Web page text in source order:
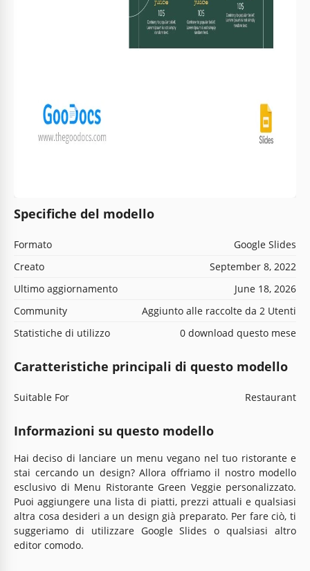
Specifiche del modello
Formato
Google Slides
Creato
September 8, 2022
Ultimo aggiornamento
June 18, 2026
Community
Aggiunto alle raccolte da 2 Utenti
Statistiche di utilizzo
0 download questo mese
Caratteristiche principali di questo modello
Suitable For Restaurant
Informazioni su questo modello
Hai deciso di lanciare un menu vegano nel tuo ristorante e
stai cercando un design? Allora offriamo il nostro modello
esclusivo di Menu Ristorante Green Veggie personalizzato.
Puoi aggiungere una lista di piatti, prezzi attuali e qualsiasi
altra cosa desideri a un design già preparato. Per fare ciò, ti
suggeriamo di utilizzare Google Slides o qualsiasi altro
editor comodo.